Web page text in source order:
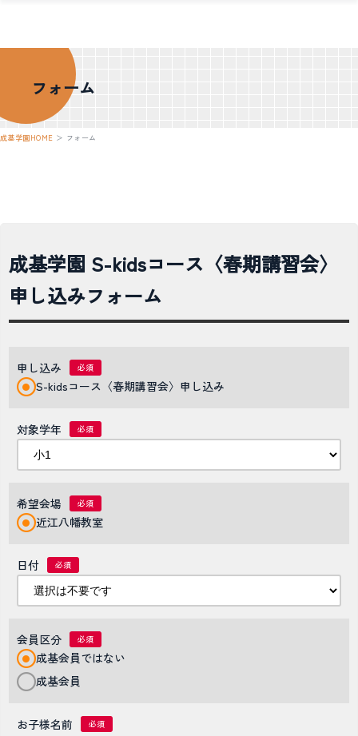
フォーム
成基学園HOME ＞ フォーム
成基学園 S-kidsコース〈春期講習会〉
申し込みフォーム
申し込み
S-kidsコース〈春期講習会〉申し込み
対象学年
希望会場
近江八幡教室
日付
会員区分
成基会員ではない
成基会員
お子様名前